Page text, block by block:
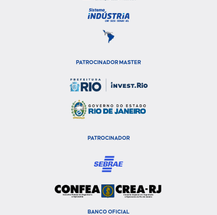
PATROCINADOR MASTER
PATROCINADOR
BANCO OFICIAL